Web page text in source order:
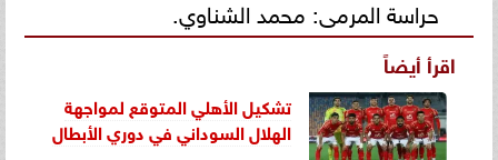
حراسة المرمى: محمد الشناوي.
اقرأ أيضاً
تشكيل الأهلي المتوقع لمواجهة
الهلال السوداني في دوري الأبطال